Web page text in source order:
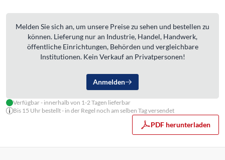
Melden Sie sich an, um unsere Preise zu sehen und bestellen zu
können. Lieferung nur an Industrie, Handel, Handwerk,
öffentliche Einrichtungen, Behörden und vergleichbare
Institutionen. Kein Verkauf an Privatpersonen!
Anmelden
Verfügbar - innerhalb von 1-2 Tagen lieferbar
Bis 15 Uhr bestellt - in der Regel noch am selben Tag versendet
PDF herunterladen